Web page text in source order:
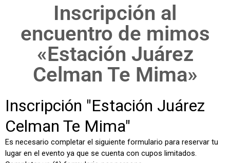
Inscripción al
encuentro de mimos
«Estación Juárez
Celman Te Mima»